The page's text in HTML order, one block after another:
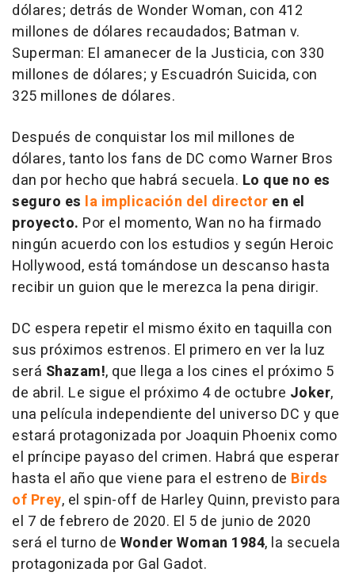
dólares; detrás de Wonder Woman, con 412
millones de dólares recaudados; Batman v.
Superman: El amanecer de la Justicia, con 330
millones de dólares; y Escuadrón Suicida, con
325 millones de dólares.
Después de conquistar los mil millones de
dólares, tanto los fans de DC como Warner Bros
dan por hecho que habrá secuela. Lo que no es
seguro es la implicación del director en el
proyecto. Por el momento, Wan no ha firmado
ningún acuerdo con los estudios y según Heroic
Hollywood, está tomándose un descanso hasta
recibir un guion que le merezca la pena dirigir.
DC espera repetir el mismo éxito en taquilla con
sus próximos estrenos. El primero en ver la luz
será Shazam!, que llega a los cines el próximo 5
de abril. Le sigue el próximo 4 de octubre Joker,
una película independiente del universo DC y que
estará protagonizada por Joaquin Phoenix como
el príncipe payaso del crimen. Habrá que esperar
hasta el año que viene para el estreno de Birds
of Prey, el spin-off de Harley Quinn, previsto para
el 7 de febrero de 2020. El 5 de junio de 2020
será el turno de Wonder Woman 1984, la secuela
protagonizada por Gal Gadot.